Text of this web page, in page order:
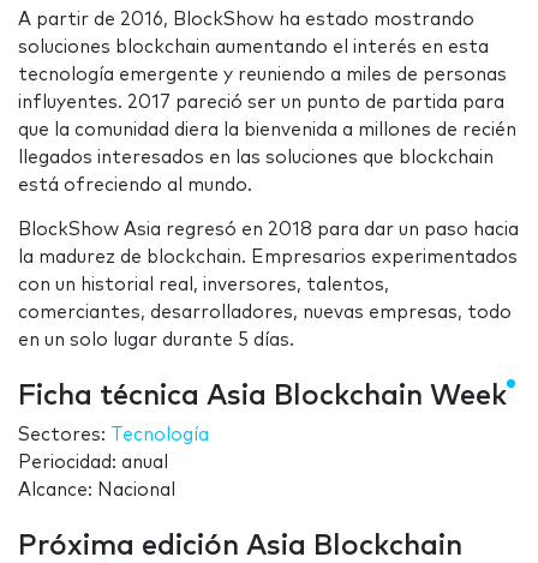
A partir de 2016, BlockShow ha estado mostrando
soluciones blockchain aumentando el interés en esta
tecnología emergente y reuniendo a miles de personas
influyentes. 2017 pareció ser un punto de partida para
que la comunidad diera la bienvenida a millones de recién
llegados interesados en las soluciones que blockchain
está ofreciendo al mundo.
BlockShow Asia regresó en 2018 para dar un paso hacia
la madurez de blockchain. Empresarios experimentados
con un historial real, inversores, talentos,
comerciantes, desarrolladores, nuevas empresas, todo
en un solo lugar durante 5 días.
Ficha técnica Asia Blockchain Week
Sectores:
Tecnología
Periocidad: anual
Alcance: Nacional
Próxima edición Asia Blockchain